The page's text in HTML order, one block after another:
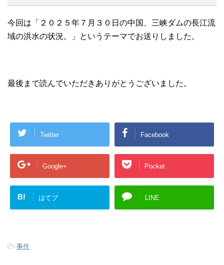
今回は「２０２５年７月３０日の中国、三峡ダムの長江流
域の洪水の状況。」というテーマでお送りしました。
最後まで読んでいただきありがとうございました。
Twitter Facebook
Google+ Pocket
B! はてブ LINE
-事件